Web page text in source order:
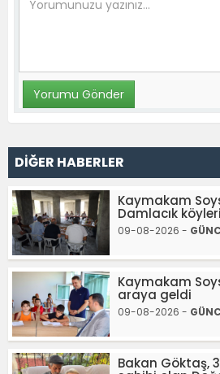
DİĞER HABERLER
Kaymakam
Damlacık
09-08-2026 -
Kaymakam
araya geldi
09-08-2026 -
Bakan Göktaş,